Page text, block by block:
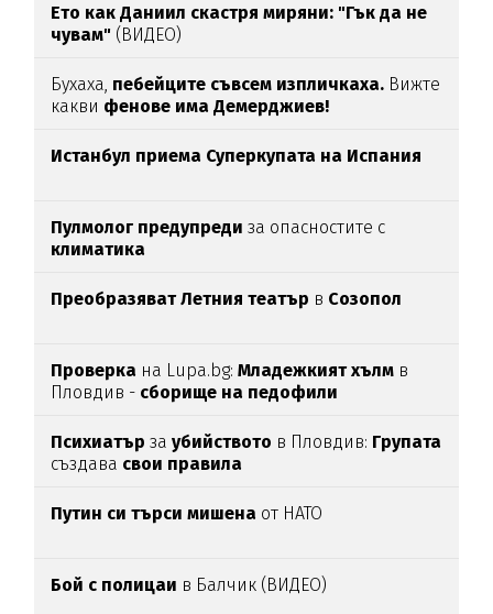
Ето как Даниил скастря миряни: "Гък да не
чувам" (ВИДЕО)
Бухаха, пебейците съвсем изпличкаха. Вижте
какви фенове има Демерджиев!
Истанбул приема Суперкупата на Испания
Пулмолог предупреди за опасностите с
климатика
Преобразяват Летния театър в Созопол
Проверка на Lupa.bg:Младежкият хълм в
Пловдив - сборище на педофили
Психиатър заубийството в Пловдив: Групата
създава свои правила
Путин си търси мишена от НАТО
Бой с полицаи в Балчик (ВИДЕО)